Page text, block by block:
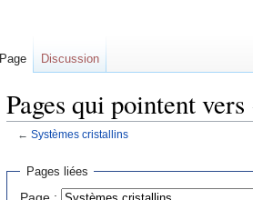
Pages qui pointent
← Systèmes cristallins
Pages liées
Page Discussion